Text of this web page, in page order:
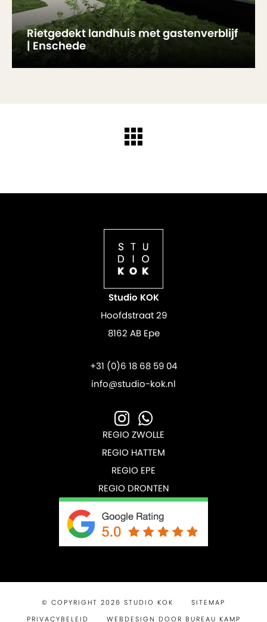
Rietgedekt landhuis met gastenverblijf
| Enschede
Studio KOK
Hoofdstraat 29
8162 AB Epe
+31 (0)6 18 68 59 04
info@studio-kok.nl
REGIO ZWOLLE
REGIO HATTEM
REGIO EPE
REGIO DRONTEN
© COPYRIGHT 2026 STUDIO KOK
SITEMAP
PRIVACYBELEID
WEBDESIGN DOOR BUREAU KAMP